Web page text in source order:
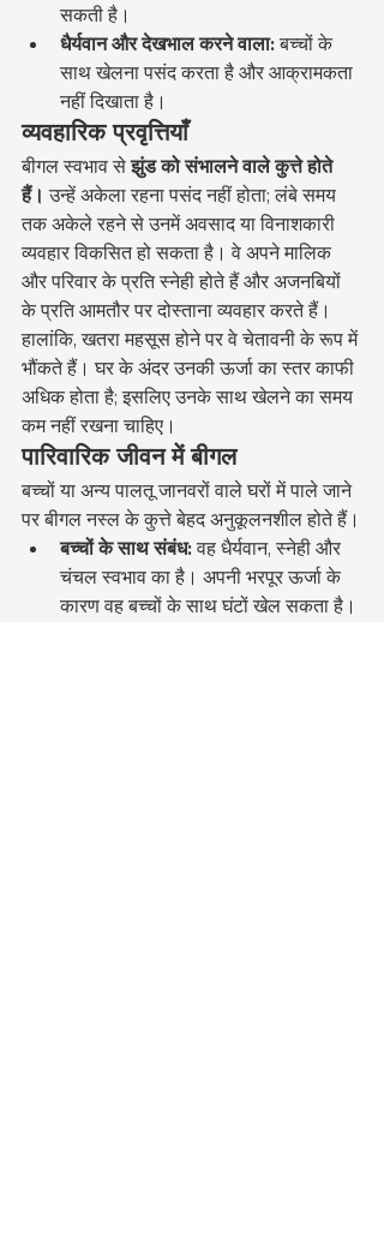
सकती है।
धैर्यवान और देखभाल करने वाला: बच्चों के
साथ खेलना पसंद करता है और आक्रामकता
नहीं दिखाता है।
व्यवहारिक प्रवृत्तियाँ
बीगल स्वभाव से झुंड को संभालने वाले कुत्ते होते
हैं। उन्हें अकेला रहना पसंद नहीं होता; लंबे समय
तक अकेले रहने से उनमें अवसाद या विनाशकारी
व्यवहार विकसित हो सकता है। वे अपने मालिक
और परिवार के प्रति स्नेही होते हैं और अजनबियों
के प्रति आमतौर पर दोस्ताना व्यवहार करते हैं।
हालांकि, खतरा महसूस होने पर वे चेतावनी के रूप में
भौंकते हैं। घर के अंदर उनकी ऊर्जा का स्तर काफी
अधिक होता है; इसलिए उनके साथ खेलने का समय
कम नहीं रखना चाहिए।
पारिवारिक जीवन में बीगल
बच्चों या अन्य पालतू जानवरों वाले घरों में पाले जाने
पर बीगल नस्ल के कुत्ते बेहद अनुकूलनशील होते हैं।
बच्चों के साथ संबंध: वह धैर्यवान, स्नेही और
चंचल स्वभाव का है। अपनी भरपूर ऊर्जा के
कारण वह बच्चों के साथ घंटों खेल सकता है।